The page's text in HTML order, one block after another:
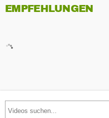
EMPFEHLUNGEN